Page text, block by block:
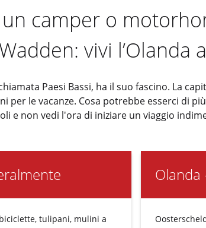
camper o
vivi
Paesi Bassi, ha il suo fascino. La
per le vacanze. Cosa potrebbe esserci di
e non vedi l'ora di iniziare un viaggio
tulipani, mulini a
Olanda